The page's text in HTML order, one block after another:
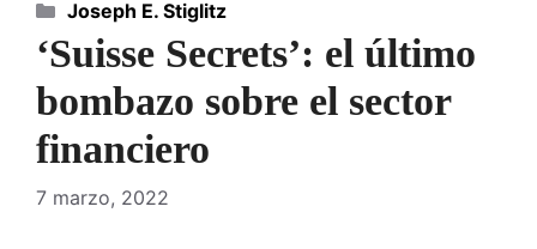
‘Suisse Secrets’: el último
bombazo sobre el sector
financiero
7 marzo, 2022
Categorías
Joseph E. Stiglitz